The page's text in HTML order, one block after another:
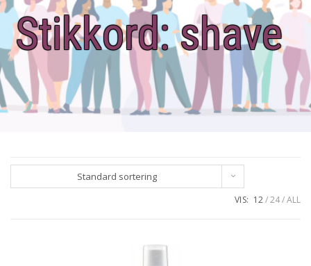
Stikkord:shave
Standard sortering
VIS: 12 24 ALL